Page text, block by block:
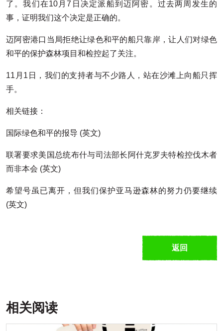
了。我们在10月7日决定派船到迈阿密。过去两周发生的
事，证明我们这个决定是正确的。
迈阿密港口当局拒绝让绿色和平的船只靠岸，让人们对绿色
和平的保护森林项目和检控起了关注。
11月1日，我们的支持者与不少路人，站在沙滩上向船只挥
手。
相关链接：
国际绿色和平的报导 (英文)
联署要求美国总统布什与司法部长阿什克罗夫特检控伐木者
而非本会 (英文)
希望号虽已离开，但我们保护亚马逊森林的努力仍要继续
(英文)
返回
相关阅读